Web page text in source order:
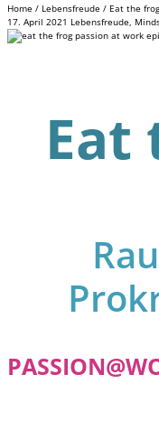
Home / Lebensfreude / Eat the frog
17. April 2021 Lebensfreude,
Eat